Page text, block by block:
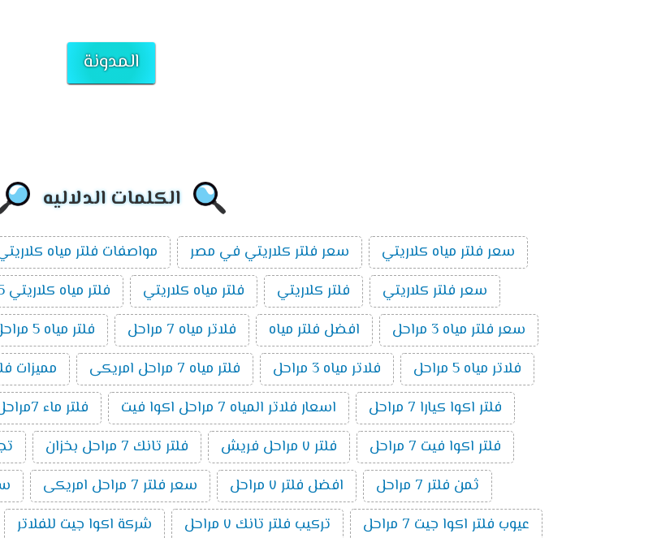
المدونة
الكلمات الدلاليه
سعر فلتر مياه كلاريتي سعر فلتر كلاريتي في مصر مواصفات فلتر مياه
سعر فلتر كلاريتي
فلتر كلاريتي فلتر مياه كلاريتي فلتر مياه كلاريتي 5 مراحل فلتريشن
سعر فلتر مياه 3 مراحل
افضل فلتر مياه فلاتر مياه 7 مراحل فلتر مياه 5 مراحل
فلاتر مياه 5 مراحل
فلاتر مياه 3 مراحل فلتر مياه 7 مراحل امريكى مميزات فلتر
فلتر اكوا كيارا 7 مراحل
اسعار فلاتر المياه 7 مراحل اكوا فيت فلتر ماء 7مراحل
فلتر اكوا فيت 7 مراحل
فلتر ٧ مراحل فريش فلتر تانك 7 مراحل بخزان
ثمن فلتر 7 مراحل
افضل فلتر ٧ مراحل سعر فلتر 7 مراحل امريكى
عيوب فلتر اكوا جيت 7 مراحل
تركيب فلتر تانك ٧ مراحل شركة اكوا جيت للفلاتر